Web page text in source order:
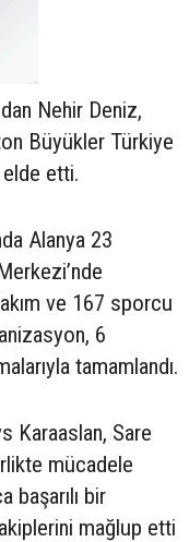
Nehir Deniz,
Büyükler Türkiye
elde etti.
Alanya 23
ve 167 sporcu
6
tamamlandı.
Karaaslan, Sare
mücadele
başarılı bir
mağlup etti